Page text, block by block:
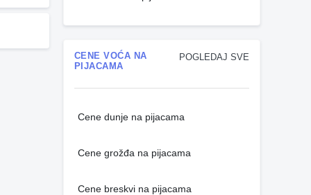
POGLEDAJ SVE
CENE VOĆA NA
PIJACAMA
Cene dunje na pijacama
Cene grožđa na pijacama
Cene breskvi na pijacama